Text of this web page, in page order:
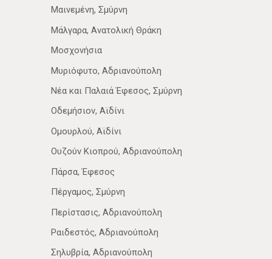
Μαινεμένη, Σμύρνη
Μάλγαρα, Ανατολική Θράκη
Μοσχονήσια
Μυριόφυτο, Αδριανούπολη
Νέα­ και Παλαιά Έφεσος, Σμύρνη
Οδεμήσιον, Αϊδίνι
Ομουρλού, Αϊδίνι
Ουζούν Κιοπρού, Αδριανούπολη
Πάρσα, Έφεσος
Πέργαμος, Σμύρνη
Περίστασις, Αδριανούπολη
Ραιδεστός, Αδριανούπολη
Σηλυβρία, Αδριανούπολη